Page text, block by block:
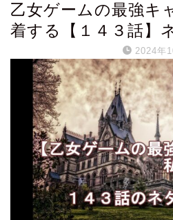
乙女ゲームの最強キ
着する【１４３話】
2024年